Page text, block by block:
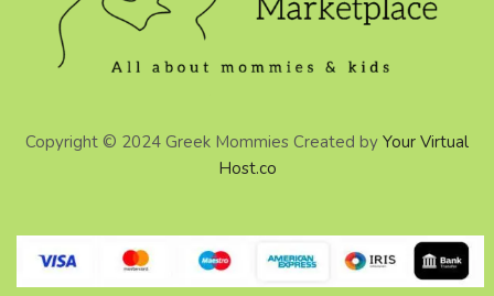
Copyright © 2024 Greek Mommies Created by Your Virtual
Host.co